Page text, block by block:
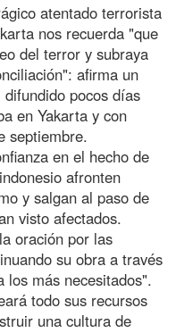
atentado terrorista
nos recuerda "que
del terror y subraya
afirma un
pocos días
en Yakarta y con
septiembre.
en el hecho de
afronten
y salgan al paso de
visto afectados.
oración por las
su obra a través
los más necesitados".
todo sus recursos
una cultura de